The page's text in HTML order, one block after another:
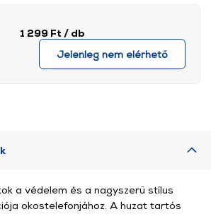
1 299 Ft / db
Jelenleg nem elérhető
a védelem és a nagyszerű stílus
okostelefonjához. A huzat tartós